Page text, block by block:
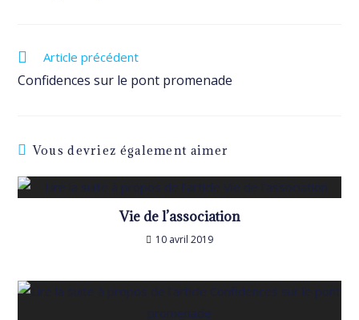
Read
more
articles
Article précédent
Confidences sur le pont promenade
Vous devriez également aimer
Vie de l’association
10 avril 2019